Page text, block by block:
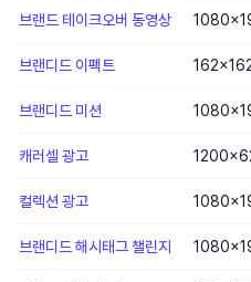
브랜드 테이크오버 동영상
브랜디드 이펙트
브랜디드 미션
캐러셀 광고
컬렉션 광고
브랜디드 해시태그 챌린지